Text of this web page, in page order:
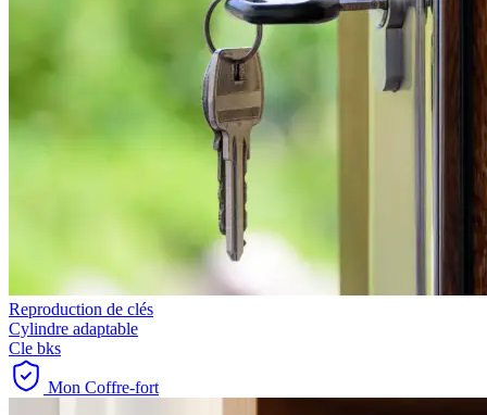
Reproduction de clés
Cylindre adaptable
Cle bks
Mon Coffre-fort